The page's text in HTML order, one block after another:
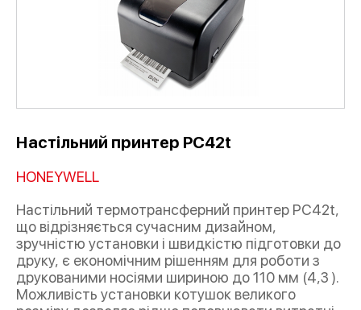
Настільний принтер PC42t
HONEYWELL
Настільний термотрансферний принтер PC42t,
що відрізняється сучасним дизайном,
зручністю установки і швидкістю підготовки до
друку, є економічним рішенням для роботи з
друкованими носіями шириною до 110 мм (4,3 ).
Можливість установки котушок великого